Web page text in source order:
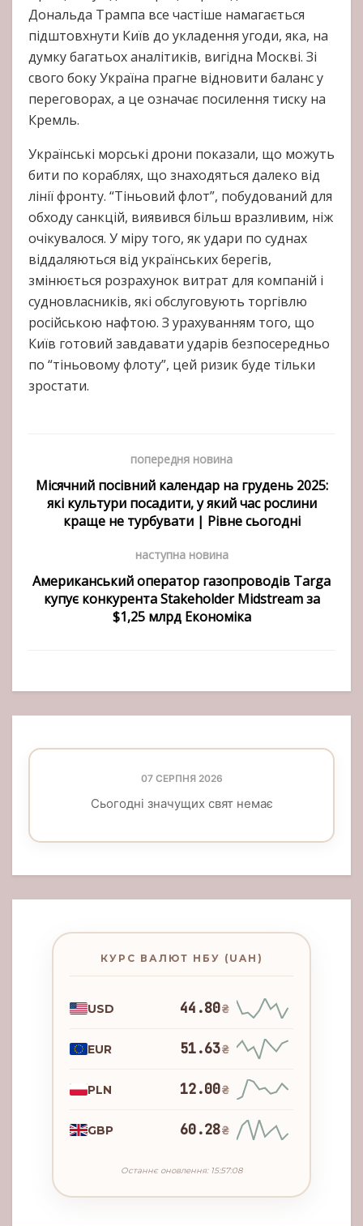
Дональда Трампа все частіше намагається
підштовхнути Київ до укладення угоди, яка, на
думку багатьох аналітиків, вигідна Москві. Зі
свого боку Україна прагне відновити баланс у
переговорах, а це означає посилення тиску на
Кремль.
Українські морські дрони показали, що можуть
бити по кораблях, що знаходяться далеко від
лінії фронту. “Тіньовий флот”, побудований для
обходу санкцій, виявився більш вразливим, ніж
очікувалося. У міру того, як удари по суднах
віддаляються від українських берегів,
змінюється розрахунок витрат для компаній і
судновласників, які обслуговують торгівлю
російською нафтою. З урахуванням того, що
Київ готовий завдавати ударів безпосередньо
по “тіньовому флоту”, цей ризик буде тільки
зростати.
попередня новина
Місячний посівний календар на грудень 2025:
які культури посадити, у який час рослини
краще не турбувати | Рівне сьогодні
наступна новина
Американський оператор газопроводів Targa
купує конкурента Stakeholder Midstream за
$1,25 млрд Економіка
07 СЕРПНЯ 2026
Сьогодні значущих свят немає
КУРС ВАЛЮТ НБУ (UAH)
USD 44.80₴
EUR 51.63₴
PLN 12.00₴
GBP 60.28₴
Останнє оновлення: 15:57:08